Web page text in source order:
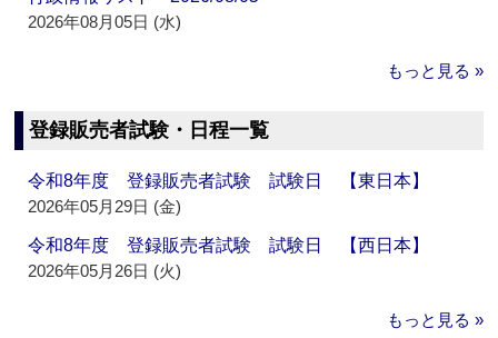
2026年08月05日 (水)
もっと見る »
登録販売者試験・日程一覧
令和8年度 登録販売者試験 試験日 【東日本】
2026年05月29日 (金)
令和8年度 登録販売者試験 試験日 【西日本】
2026年05月26日 (火)
もっと見る »